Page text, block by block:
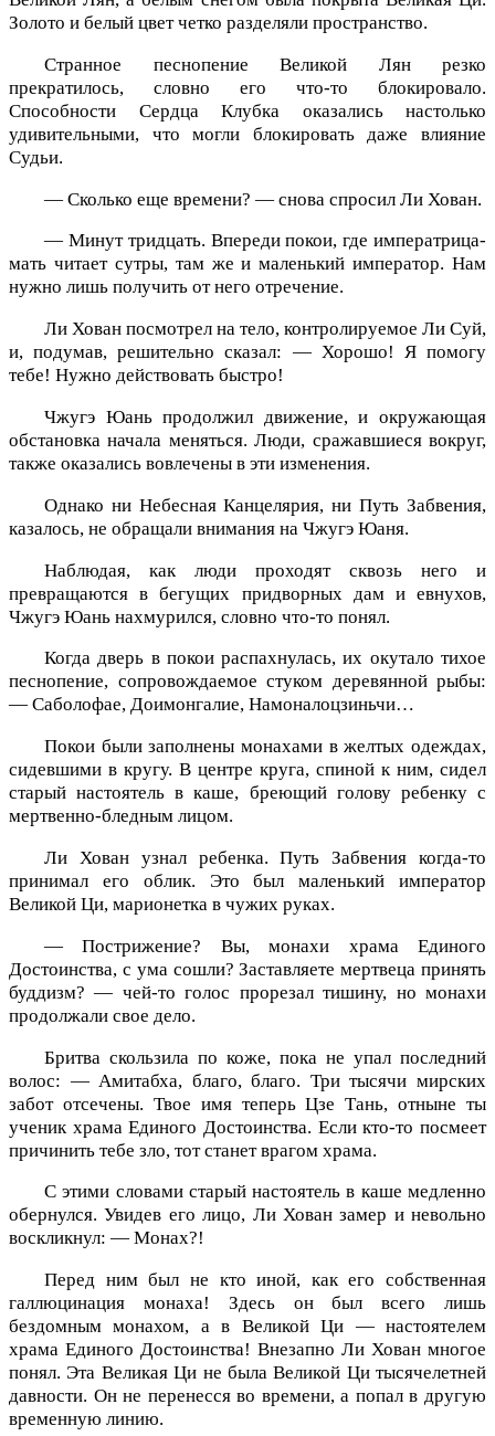
Золото и белый цвет четко разделяли пространство.
Странное песнопение Великой Лян резко
прекратилось, словно его что-то блокировало.
Способности Сердца Клубка оказались настолько
удивительными, что могли блокировать даже влияние
Судьи.
— Сколько еще времени? — снова спросил Ли Хован.
— Минут тридцать. Впереди покои, где императрица-
мать читает сутры, там же и маленький император. Нам
нужно лишь получить от него отречение.
Ли Хован посмотрел на тело, контролируемое Ли Суй,
и, подумав, решительно сказал: — Хорошо! Я помогу
тебе! Нужно действовать быстро!
Чжугэ Юань продолжил движение, и окружающая
обстановка начала меняться. Люди, сражавшиеся вокруг,
также оказались вовлечены в эти изменения.
Однако ни Небесная Канцелярия, ни Путь Забвения,
казалось, не обращали внимания на Чжугэ Юаня.
Наблюдая, как люди проходят сквозь него и
превращаются в бегущих придворных дам и евнухов,
Чжугэ Юань нахмурился, словно что-то понял.
Когда дверь в покои распахнулась, их окутало тихое
песнопение, сопровождаемое стуком деревянной рыбы:
— Саболофае, Доимонгалие, Намоналоцзиньчи…
Покои были заполнены монахами в желтых одеждах,
сидевшими в кругу. В центре круга, спиной к ним, сидел
старый настоятель в каше, бреющий голову ребенку с
мертвенно-бледным лицом.
Ли Хован узнал ребенка. Путь Забвения когда-то
принимал его облик. Это был маленький император
Великой Ци, марионетка в чужих руках.
— Пострижение? Вы, монахи храма Единого
Достоинства, с ума сошли? Заставляете мертвеца принять
буддизм? — чей-то голос прорезал тишину, но монахи
продолжали свое дело.
Бритва скользила по коже, пока не упал последний
волос: — Амитабха, благо, благо. Три тысячи мирских
забот отсечены. Твое имя теперь Цзе Тань, отныне ты
ученик храма Единого Достоинства. Если кто-то посмеет
причинить тебе зло, тот станет врагом храма.
С этими словами старый настоятель в каше медленно
обернулся. Увидев его лицо, Ли Хован замер и невольно
воскликнул: — Монах?!
Перед ним был не кто иной, как его собственная
галлюцинация монаха! Здесь он был всего лишь
бездомным монахом, а в Великой Ци — настоятелем
храма Единого Достоинства! Внезапно Ли Хован многое
понял. Эта Великая Ци не была Великой Ци тысячелетней
давности. Он не перенесся во времени, а попал в другую
временную линию.